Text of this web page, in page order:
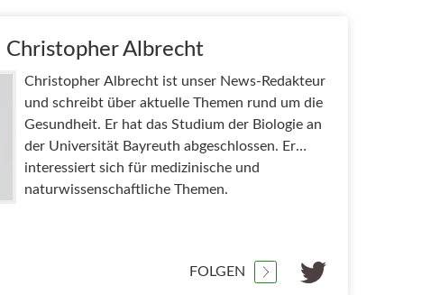
Christopher Albrecht
Christopher Albrecht ist unser News-Redakteur
und schreibt über aktuelle Themen rund um die
Gesundheit. Er hat das Studium der Biologie an
der Universität Bayreuth abgeschlossen. Er
interessiert sich für medizinische und
naturwissenschaftliche Themen.
FOLGEN